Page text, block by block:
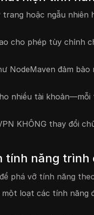
hoặc ngẫu nhiên
cho phép tùy chỉnh
NodeMaven đảm
nhiều tài
KHÔNG thay đổi
tính năng trình
phá vỡ tính năng
loạt các tính năng